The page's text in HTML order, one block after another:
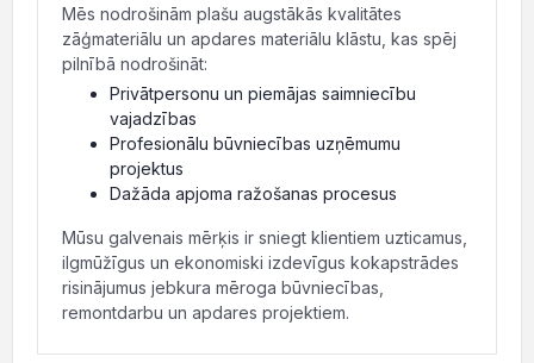
Mēs nodrošinām plašu augstākās kvalitātes
zāģmateriālu un apdares materiālu klāstu, kas spēj
pilnībā nodrošināt:
Privātpersonu un piemājas saimniecību
vajadzības
Profesionālu būvniecības uzņēmumu
projektus
Dažāda apjoma ražošanas procesus
Mūsu galvenais mērķis ir sniegt klientiem uzticamus,
ilgmūžīgus un ekonomiski izdevīgus kokapstrādes
risinājumus jebkura mēroga būvniecības,
remontdarbu un apdares projektiem.